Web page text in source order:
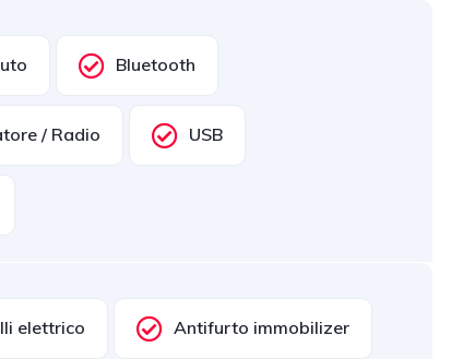
Bluetooth
/ Radio USB
elettrico Antifurto immobilizer